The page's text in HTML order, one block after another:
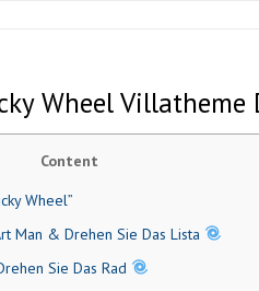
Wheel
Content
Wheel”
Man & Drehen Sie Das Lista
Sie Das Rad